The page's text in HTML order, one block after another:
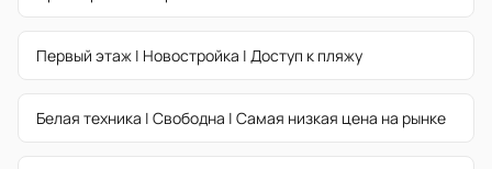
Первый этаж | Новостройка | Доступ к пляжу
Белая техника | Свободна | Самая низкая цена на рынке